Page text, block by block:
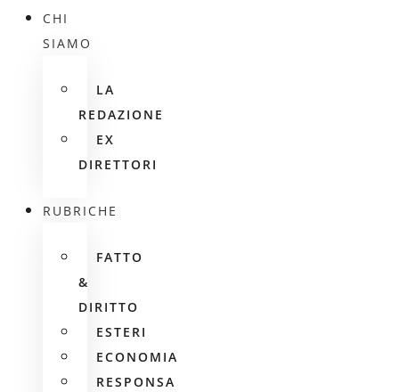
CHI
SIAMO
LA
REDAZIONE
EX
DIRETTORI
RUBRICHE
FATTO
&
DIRITTO
ESTERI
ECONOMIA
RESPONSA